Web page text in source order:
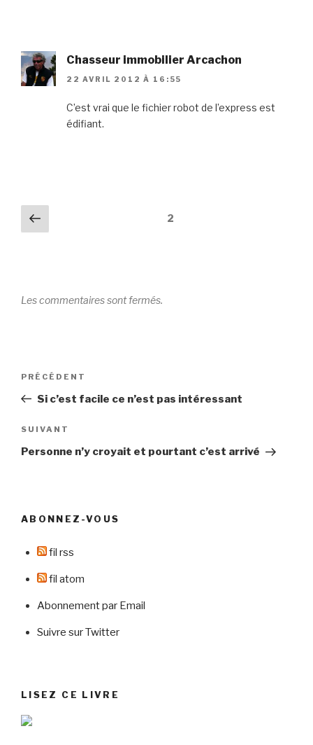
Chasseur immobilier Arcachon
22 AVRIL 2012 À 16:55
C’est vrai que le fichier robot de l’express est
édifiant.
Pagination
des
Précédent 2
Les commentaires sont fermés.
Navigation
l’article
Article
précédent
PRÉCÉDENT
Si c’est facile ce n’est pas intéressant
Article
suivant
SUIVANT
Personne n’y croyait et pourtant c’est arrivé
ABONNEZ-VOUS
fil rss
fil atom
Abonnement par Email
Suivre sur Twitter
LISEZ CE LIVRE